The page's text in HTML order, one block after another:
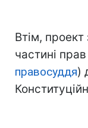
Втім, проект
частині
правосуддя)